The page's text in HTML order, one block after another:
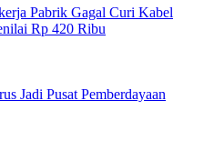
Pabrik Gagal Curi Kabel
Rp 420 Ribu
Jadi Pusat Pemberdayaan